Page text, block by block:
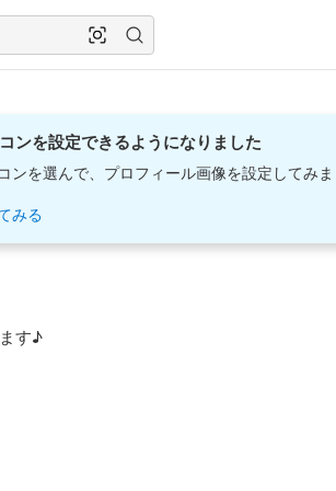
ンを設定できるようになりました
ンを選んで、プロフィール画像を設定してみ
みる
す♪